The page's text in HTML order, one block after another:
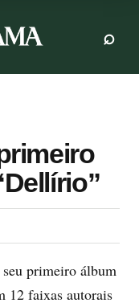
seu primeiro álbum
12 faixas autorais